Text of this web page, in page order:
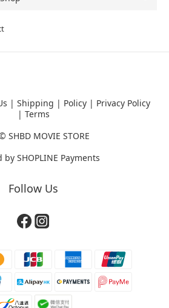
| Shipping | Policy| Privacy Policy
| Terms
SHBD MOVIE STORE
by SHOPLINE Payments
Follow Us